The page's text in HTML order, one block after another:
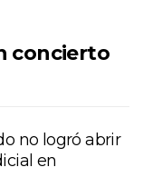
concierto
no logró abrir
en